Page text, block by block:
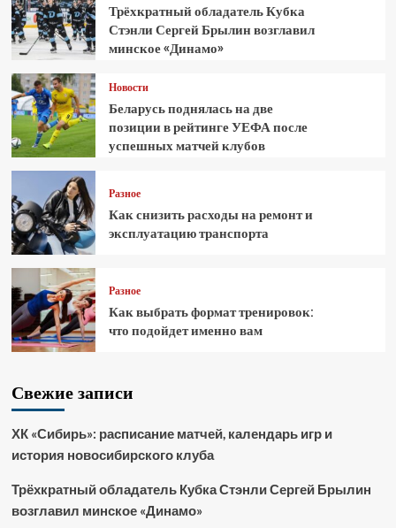
Трёхкратный обладатель Кубка
Стэнли Сергей Брылин возглавил
минское «Динамо»
Новости
Беларусь поднялась на две
позиции в рейтинге УЕФА после
успешных матчей клубов
Разное
Как снизить расходы на ремонт и
эксплуатацию транспорта
Разное
Как выбрать формат тренировок:
что подойдет именно вам
Свежие записи
ХК «Сибирь»: расписание матчей, календарь игр и
история новосибирского клуба
Трёхкратный обладатель Кубка Стэнли Сергей Брылин
возглавил минское «Динамо»